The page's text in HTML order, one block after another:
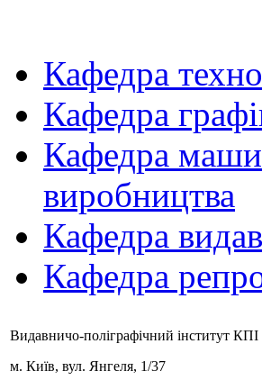
Кафедра
Кафедра
Кафедра
виробництва
Кафедра
Кафедра
Видавничо-поліграфічний інститут КПІ
м. Київ, вул. Янгеля, 1/37